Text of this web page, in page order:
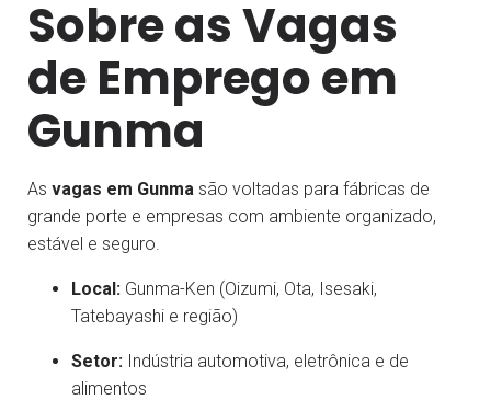
Sobre as Vagas
de Emprego em
Gunma
As vagas em Gunma são voltadas para fábricas de
grande porte e empresas com ambiente organizado,
estável e seguro.
Local: Gunma-Ken (Oizumi, Ota, Isesaki,
Tatebayashi e região)
Setor: Indústria automotiva, eletrônica e de
alimentos